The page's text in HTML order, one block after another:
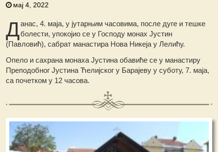
мај 4, 2022
Данас, 4. маја, у јутарњим часовима, после дуге и тешке
болести, упокојио се у Господу монах Јустин
(Павловић), сабрат манастира Нова Никеја у Лелићу.
Опело и сахрана монаха Јустина обавиће се у манастиру
Преподобног Јустина Ћелијског у Барајеву у суботу, 7. маја,
са почетком у 12 часова.